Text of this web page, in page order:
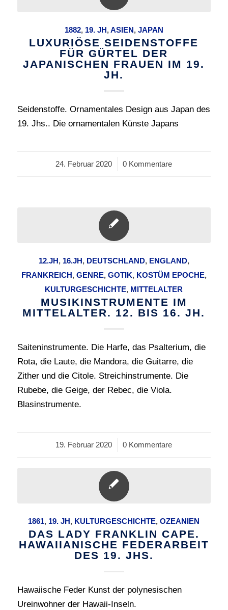
1882, 19. JH,ASIEN, JAPAN
LUXURIÖSE SEIDENSTOFFE
FÜR GÜRTEL DER
JAPANISCHEN FRAUEN IM 19.
JH.
Seidenstoffe. Ornamentales Design aus Japan des
19. Jhs.. Die ornamentalen Künste Japans
24. Februar 2020
/ 0 Kommentare
12.JH, 16.JH, DEUTSCHLAND, ENGLAND,
FRANKREICH, GENRE, GOTIK, KOSTÜM EPOCHE,
KULTURGESCHICHTE, MITTELALTER
MUSIKINSTRUMENTE IM
MITTELALTER. 12. BIS 16. JH.
Saiteninstrumente. Die Harfe, das Psalterium, die
Rota, die Laute, die Mandora, die Guitarre, die
Zither und die Citole. Streichinstrumente. Die
Rubebe, die Geige, der Rebec, die Viola.
Blasinstrumente.
19. Februar 2020
/ 0 Kommentare
1861, 19. JH, KULTURGESCHICHTE,OZEANIEN
DAS LADY FRANKLIN CAPE.
HAWAIIANISCHE FEDERARBEIT
DES 19. JHS.
Hawaiische Feder Kunst der polynesischen
Ureinwohner der Hawaii-Inseln.